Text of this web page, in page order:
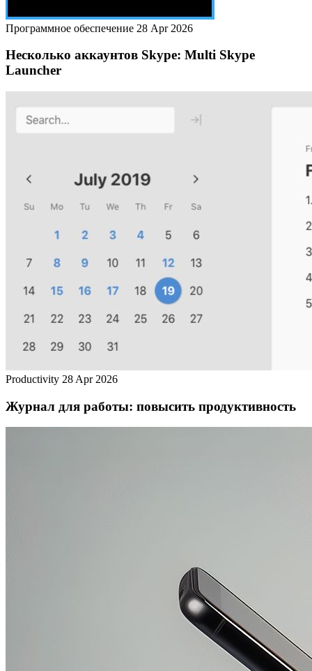
Программное обеспечение 28 Apr 2026
Несколько аккаунтов Skype: Multi Skype
Launcher
Productivity 28 Apr 2026
Журнал для работы: повысить продуктивность